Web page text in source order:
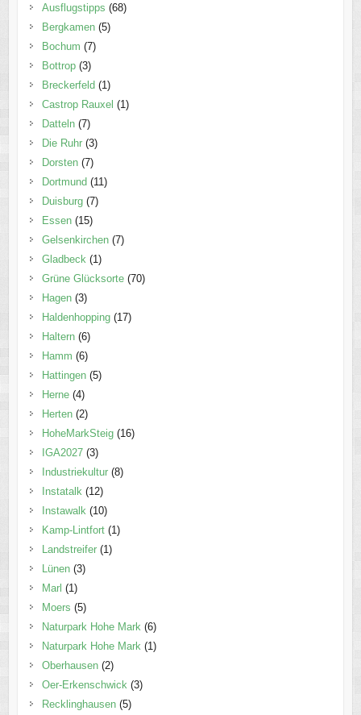
Ausflugstipps (68)
Bergkamen(5)
Bochum (7)
Bottrop(3)
Breckerfeld (1)
Castrop Rauxel (1)
Datteln(7)
Die Ruhr(3)
Dorsten(7)
Dortmund (11)
Duisburg(7)
Essen(15)
Gelsenkirchen(7)
Gladbeck (1)
Grüne Glücksorte(70)
Hagen(3)
Haldenhopping(17)
Haltern(6)
Hamm (6)
Hattingen(5)
Herne(4)
Herten(2)
HoheMarkSteig(16)
IGA2027(3)
Industriekultur(8)
Instatalk (12)
Instawalk (10)
Kamp-Lintfort(1)
Landstreifer(1)
Lünen(3)
Marl (1)
Moers (5)
Naturpark Hohe Mark (6)
Naturpark Hohe Mark (1)
Oberhausen(2)
Oer-Erkenschwick (3)
Recklinghausen(5)